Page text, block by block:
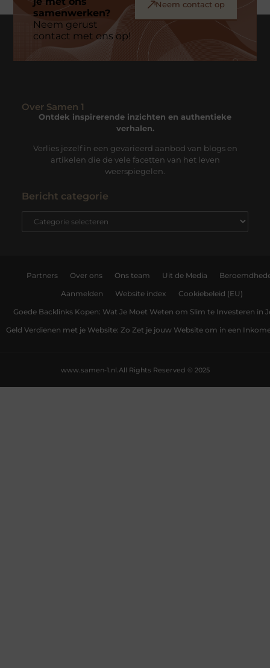
samenwerken?
Neem gerust
contact met ons op!
Neem contact op
Over Samen 1
Ontdek inspirerende inzichten en authentieke
verhalen.
Verlies jezelf in een gevarieerd aanbod van blogs en
artikelen die de vele facetten van het leven
weerspiegelen.
Bericht categorie
Partners Over ons Ons team Uit de Media
Aanmelden Website index Cookiebeleid (EU)
Goede Backlinks Kopen: Wat Je Moet Weten om Slim te Investeren in
Geld Verdienen met je Website: Zo Zet je jouw Website om in een
All Rights Reserved © 2025
www.samen-1.nl.